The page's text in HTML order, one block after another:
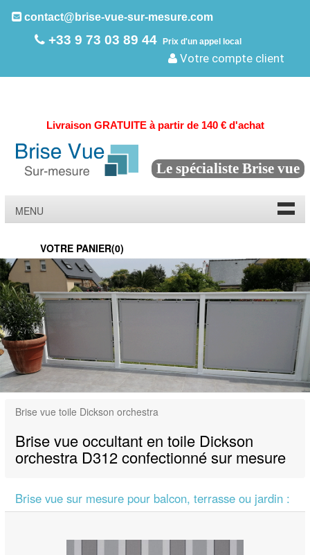
contact@brise-vue-sur-mesure.com
+33 9 73 03 89 44 Prix d'un appel local
Votre compte client
Livraison GRATUITE à partir de 140 € d'achat
Le spécialiste Brise vue
MENU
VOTRE PANIER(0)
Brise vue toile Dickson orchestra
Brise vue occultant en toile Dickson
orchestra D312 confectionné sur mesure
Brise vue sur mesure pour balcon, terrasse ou jardin :